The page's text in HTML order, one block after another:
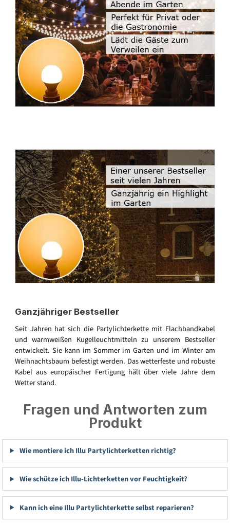
Ganzjähriger Bestseller
Seit Jahren hat sich die Partylichterkette mit Flachbandkabel
und warmweißen Kugelleuchtmitteln zu unserem Bestseller
entwickelt. Sie kann im Sommer im Garten und im Winter am
Weihnachtsbaum befestigt werden. Das wetterfeste und robuste
Kabel aus europäischer Fertigung hält über viele Jahre dem
Wetter stand.
Fragen und Antworten zum
Produkt
Wie montiere ich Illu Partylichterketten richtig?
Wie schütze ich Illu-Lichterketten vor Feuchtigkeit?
Kann ich eine Illu Partylichterkette selbst reparieren?